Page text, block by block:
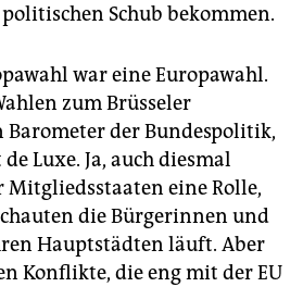
Schub bekommen.
war eine Europawahl.
zum Brüsseler
Barometer der Bundespolitik,
Luxe. Ja, auch diesmal
Mitgliedsstaaten eine Rolle,
die Bürgerinnen und
Hauptstädten läuft. Aber
Konflikte, die eng mit der EU